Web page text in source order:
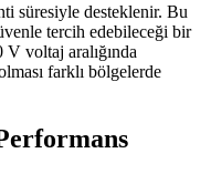
süresiyle desteklenir. Bu
tercih edebileceği bir
voltaj aralığında
farklı bölgelerde